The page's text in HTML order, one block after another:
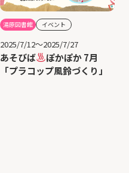
湯原図書館 イベント
2025/7/12～2025/7/27
あそびば
ぽかぽか 7月
「プラコップ風鈴づくり」